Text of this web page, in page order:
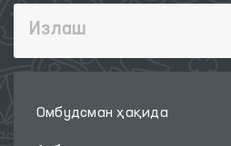
Омбудсман ҳақида